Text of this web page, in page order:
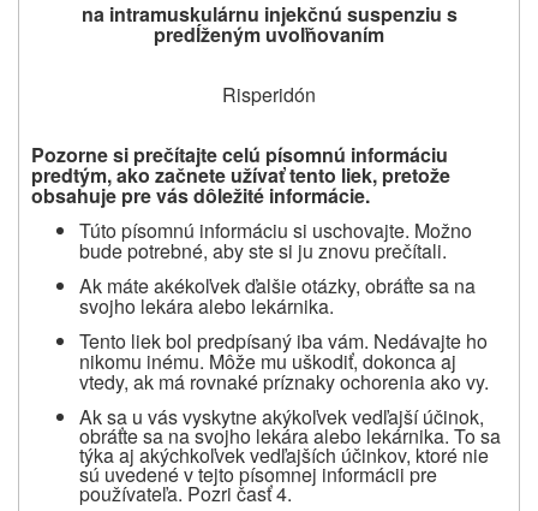
na intramuskulárnu injekčnú suspenziu s
predĺženým uvoľňovaním
Risperidón
Pozorne si prečítajte celú písomnú informáciu
predtým, ako začnete užívať tento liek, pretože
obsahuje pre vás dôležité informácie.
Túto písomnú informáciu si uschovajte. Možno
bude potrebné, aby ste si ju znovu prečítali.
Ak máte akékoľvek ďalšie otázky, obráťte sa na
svojho lekára alebo lekárnika.
Tento liek bol predpísaný iba vám. Nedávajte ho
nikomu inému. Môže mu uškodiť, dokonca aj
vtedy, ak má rovnaké príznaky ochorenia ako vy.
Ak sa u vás vyskytne akýkoľvek vedľajší účinok,
obráťte sa na svojho lekára alebo lekárnika. To sa
týka aj akýchkoľvek vedľajších účinkov, ktoré nie
sú uvedené v tejto písomnej informácii pre
používateľa. Pozri časť 4.